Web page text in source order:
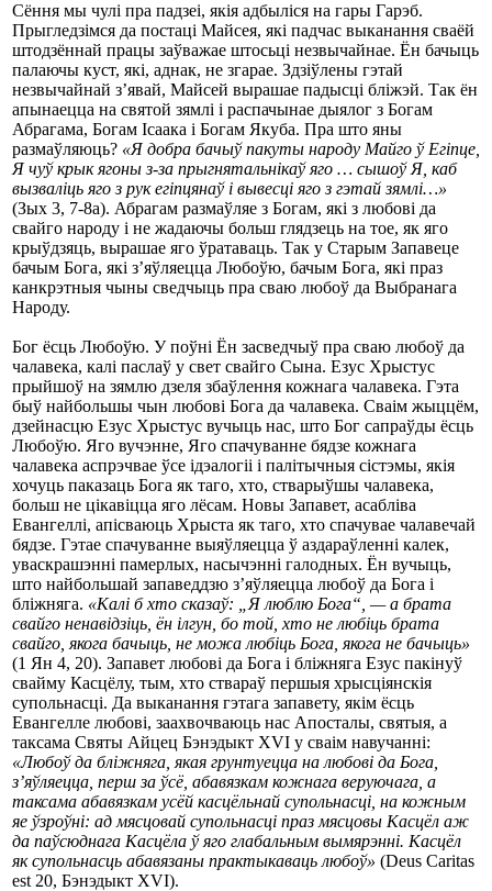
Сёння мы чулі пра падзеі, якія адбыліся на гары Гарэб.
Прыгледзімся да постаці Майсея, які падчас выканання сваёй
штодзённай працы заўважае штосьці незвычайнае. Ён бачыць
палаючы куст, які, аднак, не згарае. Здзіўлены гэтай
незвычайнай з’явай, Майсей вырашае падысці бліжэй. Так ён
апынаецца на святой зямлі і распачынае дыялог з Богам
Абрагама, Богам Ісаака і Богам Якуба. Пра што яны
размаўляюць? «Я добра бачыў пакуты народу Майго ў Егіпце,
Я чуў крык ягоны з-за прыгнятальнікаў яго … сышоў Я, каб
вызваліць яго з рук егіпцянаў і вывесці яго з гэтай зямлі…»
(Зых 3, 7-8a). Абрагам размаўляе з Богам, які з любові да
свайго народу і не жадаючы больш глядзець на тое, як яго
крыўдзяць, вырашае яго ўратаваць. Так у Старым Запавеце
бачым Бога, які з’яўляецца Любоўю, бачым Бога, які праз
канкрэтныя чыны сведчыць пра сваю любоў да Выбранага
Народу.
Бог ёсць Любоўю. У поўні Ён засведчыў пра сваю любоў да
чалавека, калі паслаў у свет свайго Сына. Езус Хрыстус
прыйшоў на зямлю дзеля збаўлення кожнага чалавека. Гэта
быў найбольшы чын любові Бога да чалавека. Сваім жыццём,
дзейнасцю Езус Хрыстус вучыць нас, што Бог сапраўды ёсць
Любоўю. Яго вучэнне, Яго спачуванне бядзе кожнага
чалавека аспрэчвае ўсе ідэалогіі i палітычныя сістэмы, якія
хочуць паказаць Бога як таго, хто, стварыўшы чалавека,
больш не цікавіцца яго лёсам. Новы Запавет, асабліва
Евангеллі, апісваюць Хрыста як таго, хто спачувае чалавечай
бядзе. Гэтае спачуванне выяўляецца ў аздараўленні калек,
уваскрашэнні памерлых, насычэнні галодных. Ён вучыць,
што найбольшай запаведдзю з’яўляецца любоў да Бога і
бліжняга. «Калі б хто сказаў: „Я люблю Бога“, — а брата
свайго ненавідзіць, ён ілгун, бо той, хто не любіць брата
свайго, якога бачыць, не можа любіць Бога, якога не бачыць»
(1 Ян 4, 20). Запавет любові да Бога і бліжняга Езус пакінуў
свайму Касцёлу, тым, хто ствараў першыя хрысціянскія
супольнасці. Да выканання гэтага запавету, якім ёсць
Евангелле любові, заахвочваюць нас Апосталы, святыя, а
таксама Святы Айцец Бэнэдыкт XVI у сваім навучанні:
«Любоў да бліжняга, якая грунтуецца на любові да Бога,
з’яўляецца, перш за ўсё, абавязкам кожнага веруючага, а
таксама абавязкам усёй касцёльнай супольнасці, на кожным
яе ўзроўні: ад мясцовай супольнасці праз мясцовы Касцёл аж
да паўсюднага Касцёла ў яго глабальным вымярэнні. Касцёл
як супольнасць абавязаны практыкаваць любоў» (Deus Caritas
est 20, Бэнэдыкт XVI).